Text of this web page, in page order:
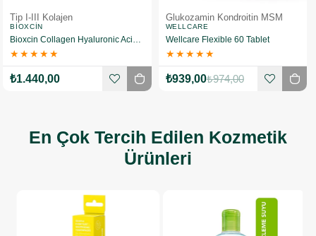
Tip I-III Kolajen
BIOXCIN
Bioxcin Collagen Hyaluronic Acid Hidrolize Tip 1-3 Kolajen 90 Saşe
★★★★★
₺1.440,00
Glukozamin Kondroitin MSM
WELLCARE
Wellcare Flexible 60 Tablet
★★★★★
₺939,00₺974,00
En Çok Tercih Edilen Kozmetik
Ürünleri